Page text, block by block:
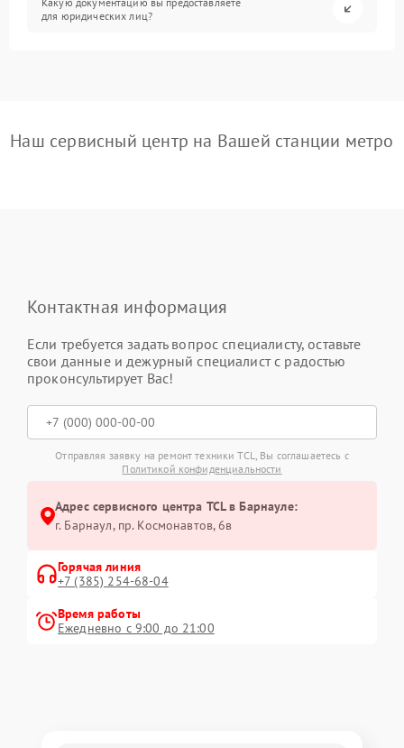
для юридических лиц?
Наш сервисный центр на Вашей станции метро
Контактная информация
Если требуется задать вопрос специалисту, оставьте
свои данные и дежурный специалист с радостью
проконсультирует Вас!
Отправляя заявку на ремонт техники TCL, Вы соглашаетесь с
Политикой конфиденциальности
Адрес сервисного центра TCL в Барнауле:
г. Барнаул, ​пр. Космонавтов, 6в
Горячая линия
+7 (385) 254-68-04
Время работы
Ежедневно с 9:00 до 21:00